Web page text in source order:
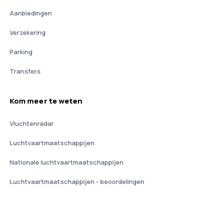
Aanbiedingen
Verzekering
Parking
Transfers
Kom meer te weten
Vluchtenradar
Luchtvaartmaatschappijen
Nationale luchtvaartmaatschappijen
Luchtvaartmaatschappijen - beoordelingen